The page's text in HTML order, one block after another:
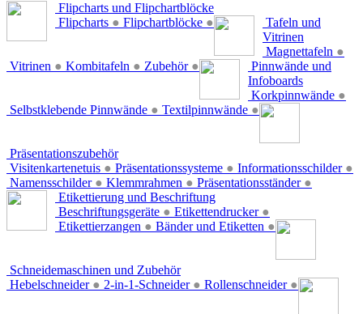
Flipcharts und Flipchartblöcke
Flipcharts ● Flipchartblöcke ●
Tafeln und
Vitrinen
Magnettafeln ●
Vitrinen ● Kombitafeln ● Zubehör ●
Pinnwände und
Infoboards
Korkpinnwände ●
Selbstklebende Pinnwände ● Textilpinnwände ●
Präsentationszubehör
Visitenkartenetuis ● Präsentationssysteme ● Informationsschilder ●
Namensschilder ● Klemmrahmen ● Präsentationsständer ●
Etikettierung und Beschriftung
Beschriftungsgeräte ● Etikettendrucker ●
Etikettierzangen ● Bänder und Etiketten ●
Schneidemaschinen und Zubehör
Hebelschneider ● 2-in-1-Schneider ● Rollenschneider ●